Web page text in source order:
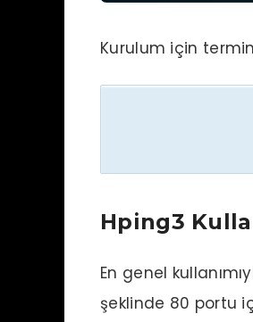
Kurulum için
Hping3
En genel
şeklinde 80 portu